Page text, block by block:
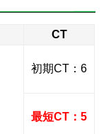
CT
初期CT：6
最短CT：5